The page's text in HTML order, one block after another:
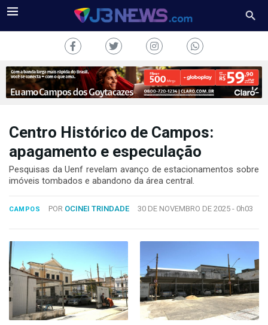
TV
CONOSCO
Copyright
2024
Desenvolvido
por
Hesea
Tecnologia
Centro Histórico de Campos:
apagamento e especulação
Pesquisas da Uenf revelam avanço de estacionamentos sobre
imóveis tombados e abandono da área central.
CAMPOS POR OCINEI TRINDADE 30 DE NOVEMBRO DE 2025 - 0h03